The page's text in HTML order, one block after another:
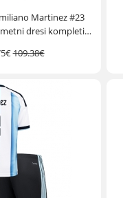
Martinez #23
dresi kompleti
109.38€